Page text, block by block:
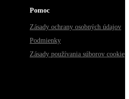
Pomoc
Zásady ochrany osobných údajov
Podmienky
Zásady používania súborov cookie